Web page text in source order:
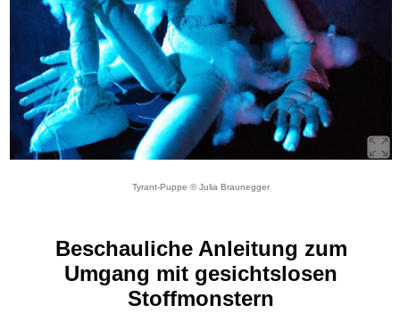
Tyrant-Puppe © Julia Braunegger
Beschauliche Anleitung zum
Umgang mit gesichtslosen
Stoffmonstern